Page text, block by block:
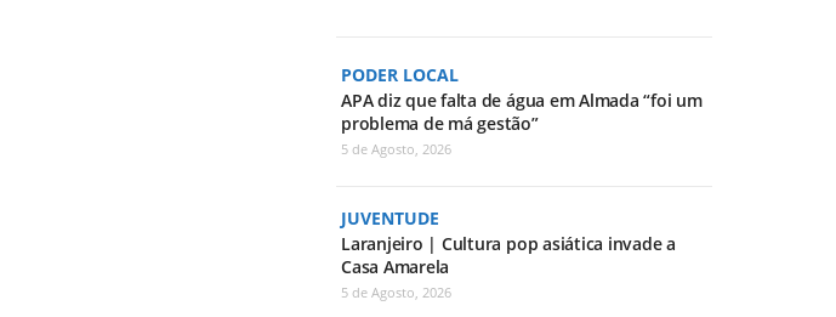
PODER LOCAL
APA diz que falta de água em Almada “foi um
problema de má gestão”
5 de Agosto, 2026
JUVENTUDE
Laranjeiro | Cultura pop asiática invade a
Casa Amarela
5 de Agosto, 2026